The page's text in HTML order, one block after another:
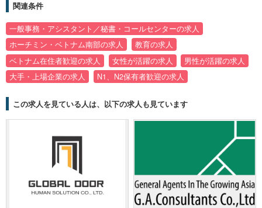
関連条件
一般事務・アシスタント／秘書・コールセンターの求人
ホーチミン・ベトナム南部の求人
教育の求人
ベトナム在住者歓迎の求人
女性が活躍の求人
男性が活躍の求人
大手・上場企業の求人
N1、N2保有者歓迎の求人
この求人を見ている人は、以下の求人も見ています